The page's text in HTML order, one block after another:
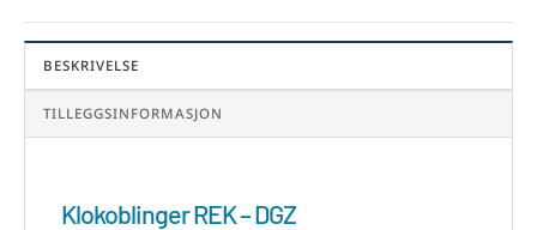
BESKRIVELSE
TILLEGGSINFORMASJON
Klokoblinger REK – DGZ